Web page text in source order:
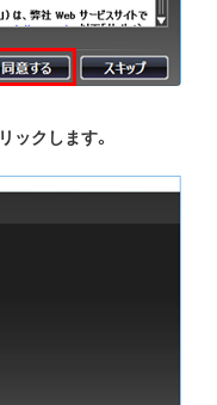
クします。